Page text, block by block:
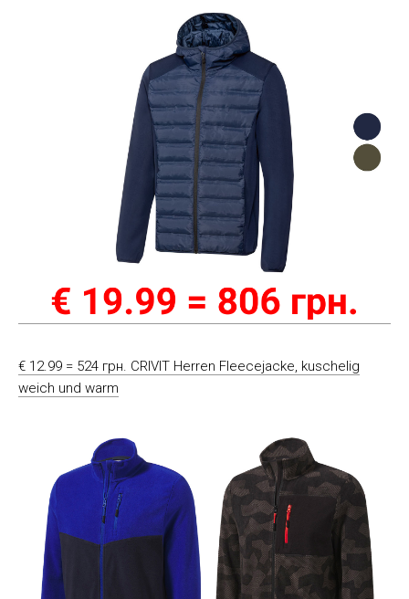
€ 12.99 = 524 грн. CRIVIT Herren Fleecejacke, kuschelig
weich und warm